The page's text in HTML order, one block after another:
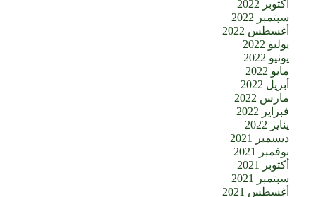
أكتوبر 2022
سبتمبر 2022
أغسطس 2022
يوليو 2022
يونيو 2022
مايو 2022
أبريل 2022
مارس 2022
فبراير 2022
يناير 2022
ديسمبر 2021
نوفمبر 2021
أكتوبر 2021
سبتمبر 2021
أغسطس 2021